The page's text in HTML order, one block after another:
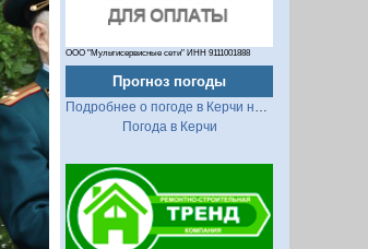
Следующий
ООО "Мультисервисные сети" ИНН 9111001888
Прогноз погоды
Подробнее о погоде в Керчи на 2 недели
Погода в Керчи